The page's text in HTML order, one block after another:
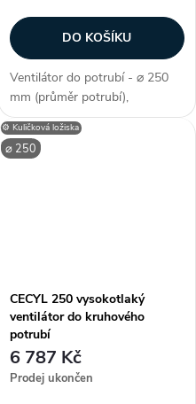
DO KOŠÍKU
Ventilátor do potrubí - ⌀ 250
mm (průměr potrubí),
diagonální konstrukce,
profesionální provedení,
dvouotáčkový, kuličková
⚙️ Kuličková ložiska
⌀ 250
CECYL 250 vysokotlaký
ventilátor do kruhového
potrubí
6 787 Kč
Prodej ukončen